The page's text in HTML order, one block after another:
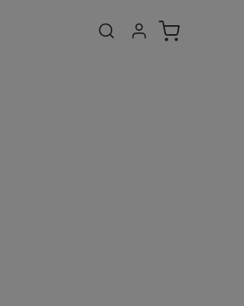
Uživatelská
Přihlásit se
Košík